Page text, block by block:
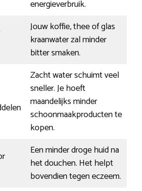
energieverbruik.
Jouw koffie, thee of glas
kraanwater zal minder
bitter smaken.
Zacht water schuimt veel
sneller. Je hoeft
maandelijks minder
schoonmaakproducten te
kopen.
Een minder droge huid na
het douchen. Het helpt
bovendien tegen eczeem.